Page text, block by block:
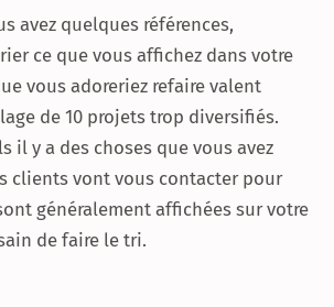
avez quelques références,
ce que vous affichez dans votre
vous adoreriez refaire valent
de 10 projets trop diversifiés.
il y a des choses que vous avez
clients vont vous contacter pour
généralement affichées sur votre
de faire le tri.